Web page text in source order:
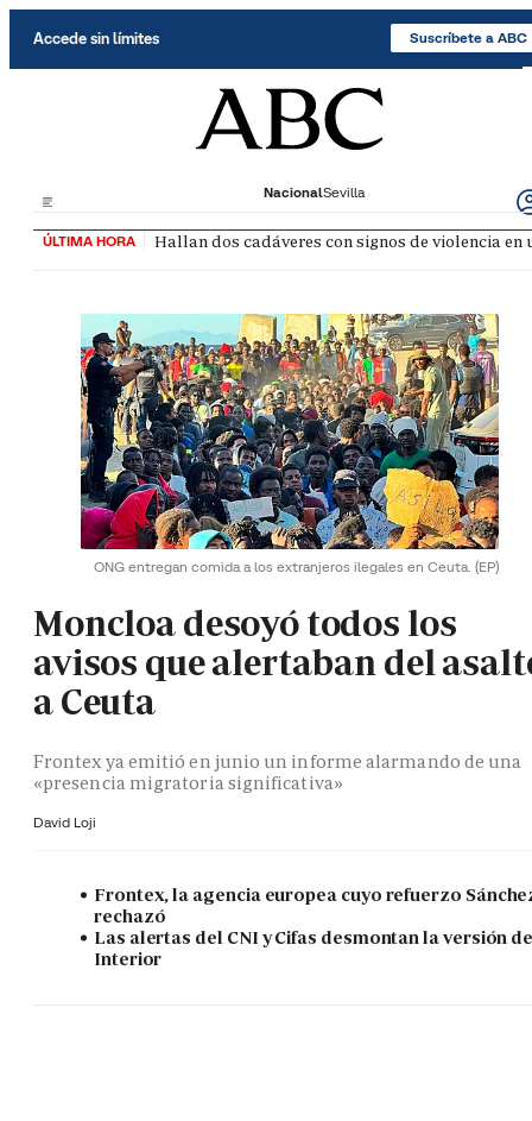
Accede sin límites Suscríbete a ABC
NacionalSevilla
ÚLTIMA HORA Hallan dos cadáveres con signos de violencia
ONG entregan comida a los extranjeros ilegales en Ceuta. (EP)
Moncloa desoyó todos los
avisos que alertaban del
a Ceuta
Frontex ya emitió en junio un informe alarmando de una
«presencia migratoria significativa»
David Loji
Frontex, la agencia europea cuyo refuerzo
rechazó
Las alertas del CNI y Cifas desmontan la versión
Interior